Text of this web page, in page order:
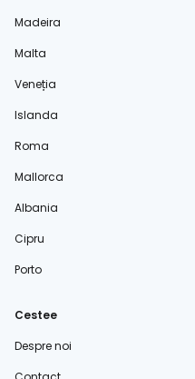
Madeira
Malta
Veneția
Islanda
Roma
Mallorca
Albania
Cipru
Porto
Cestee
Despre noi